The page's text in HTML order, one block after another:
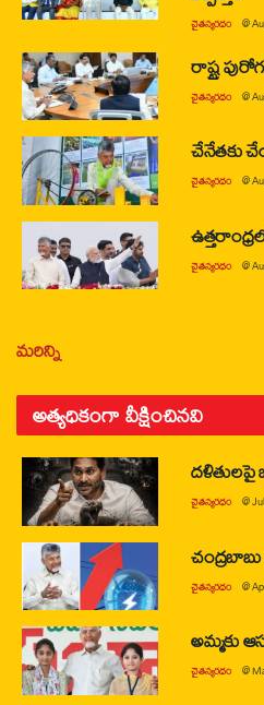
చైతన్యరధం @
రాష్ట్ర
చైతన్యరధం @
చేనేతకు
చైతన్యరధం @
చైతన్యరధం @
మరిన్ని
అత్యధికంగా వీక్షించినవి
దళితులపై
చైతన్యరధం @
చైతన్యరధం @
అమ్మకు
చైతన్యరధం @